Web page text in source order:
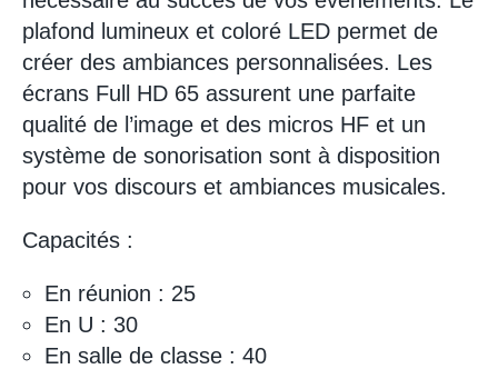
plafond lumineux et coloré LED permet de
créer des ambiances personnalisées. Les
écrans Full HD 65 assurent une parfaite
qualité de l’image et des micros HF et un
système de sonorisation sont à disposition
pour vos discours et ambiances musicales.
Capacités :
En réunion : 25
En U : 30
En salle de classe : 40